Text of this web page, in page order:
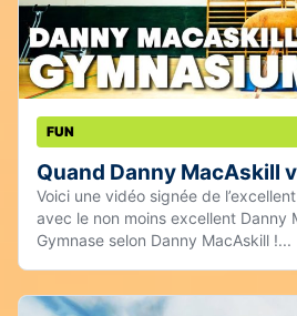
FUN
Quand Danny MacAskill
Voici une vidéo signée de
avec le non moins excellent Danny
Gymnase selon Danny MacAskill !...